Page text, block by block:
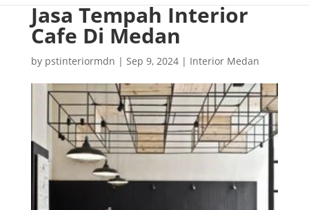
Jasa Tempah Interior
Cafe Di Medan
by pstinteriormdn | Sep 9, 2024| Interior Medan